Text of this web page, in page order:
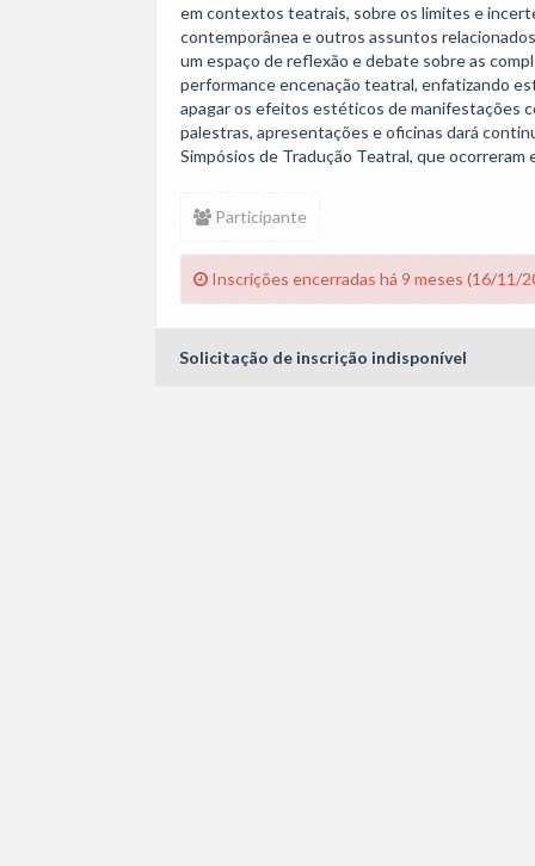
em contextos teatrais, sobre os limites e
contemporânea e outros assuntos
um espaço de reflexão e debate sobre as
performance encenação teatral, enfatizando
apagar os efeitos estéticos de manifestações
palestras, apresentações e oficinas dará
Simpósios de Tradução Teatral, que ocorreram
Participante
Inscrições encerradas há 9 meses (16/11/
Solicitação de inscrição indisponível